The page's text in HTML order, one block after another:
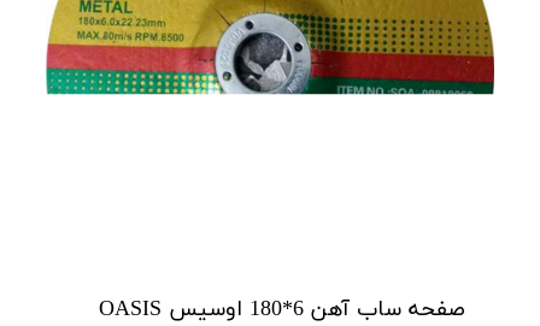
صفحه ساب آهن 6*180 اوسیس OASIS